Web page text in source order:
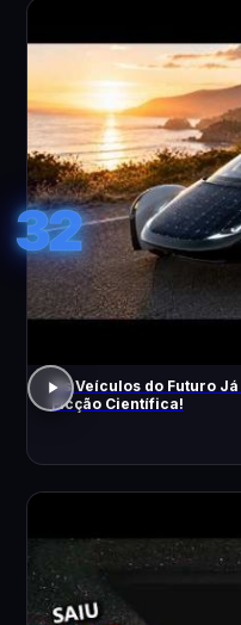
32
Os Veículos do Futuro
Ficção Científica!